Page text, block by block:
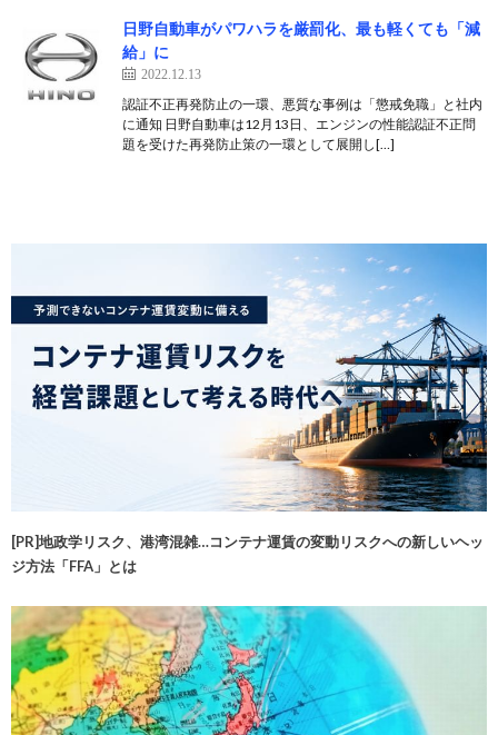
日野自動車がパワハラを厳罰化、最も軽くても「減
給」に
2022.12.13
認証不正再発防止の一環、悪質な事例は「懲戒免職」と社内
に通知 日野自動車は12月13日、エンジンの性能認証不正問
題を受けた再発防止策の一環として展開し[…]
[PR]地政学リスク、港湾混雑…コンテナ運賃の変動リスクへの新しいヘッ
ジ方法「FFA」とは